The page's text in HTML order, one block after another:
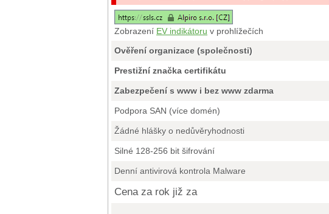
Zobrazení EV indikátoru v prohlížečích
Ověření organizace (společnosti)
Prestižní značka certifikátu
Zabezpečení s www i bez www zdarma
Podpora SAN (více domén)
Žádné hlášky o nedůvěryhodnosti
Silné 128-256 bit šifrování
Denní antivirová kontrola Malware
Cena za rok již za